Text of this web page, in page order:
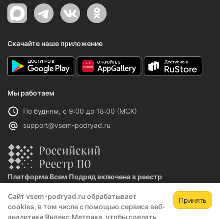
Сайт vsem-podryad.ru обрабатывает
cookies, в том числе с помощью сервиса веб-
аналитики Яндекс.Метрика, чтобы сделать
Принять
Скачайте наше приложение
Мы работаем
По будням, с 9:00 до 18:00 (МСК)
support@vsem-podryad.ru
Платформа Всем Подряд включена в реестр
Реестровая запись №32021 от 06.02.2026